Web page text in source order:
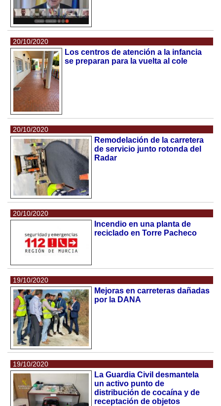
20/10/2020
Los centros de atención a la infancia
se preparan para la vuelta al cole
20/10/2020
Remodelación de la carretera
de servicio junto rotonda del
Radar
20/10/2020
Incendio en una planta de
reciclado en Torre Pacheco
19/10/2020
Mejoras en carreteras dañadas
por la DANA
19/10/2020
La Guardia Civil desmantela
un activo punto de
distribución de cocaína y de
receptación de objetos